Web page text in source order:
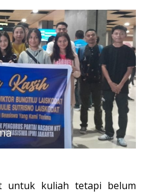
untuk kuliah tetapi belum